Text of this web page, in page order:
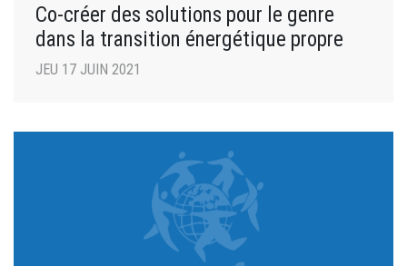
Co-créer des solutions pour le genre
dans la transition énergétique propre
JEU 17 JUIN 2021